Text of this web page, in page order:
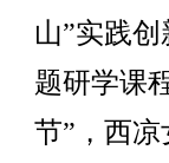
山”实践
题研学课
节”，西